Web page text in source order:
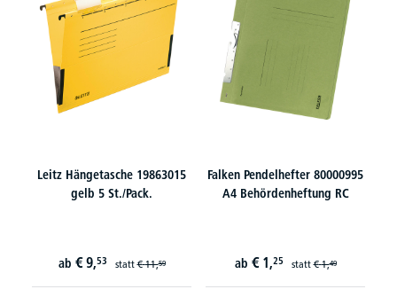
Leitz Hängetasche 19863015
gelb 5 St./Pack.
ab € 9,53 statt€ 11,59
Falken Pendelhefter 80000995
A4 Behördenheftung RC
ab € 1,25 statt€ 1,49